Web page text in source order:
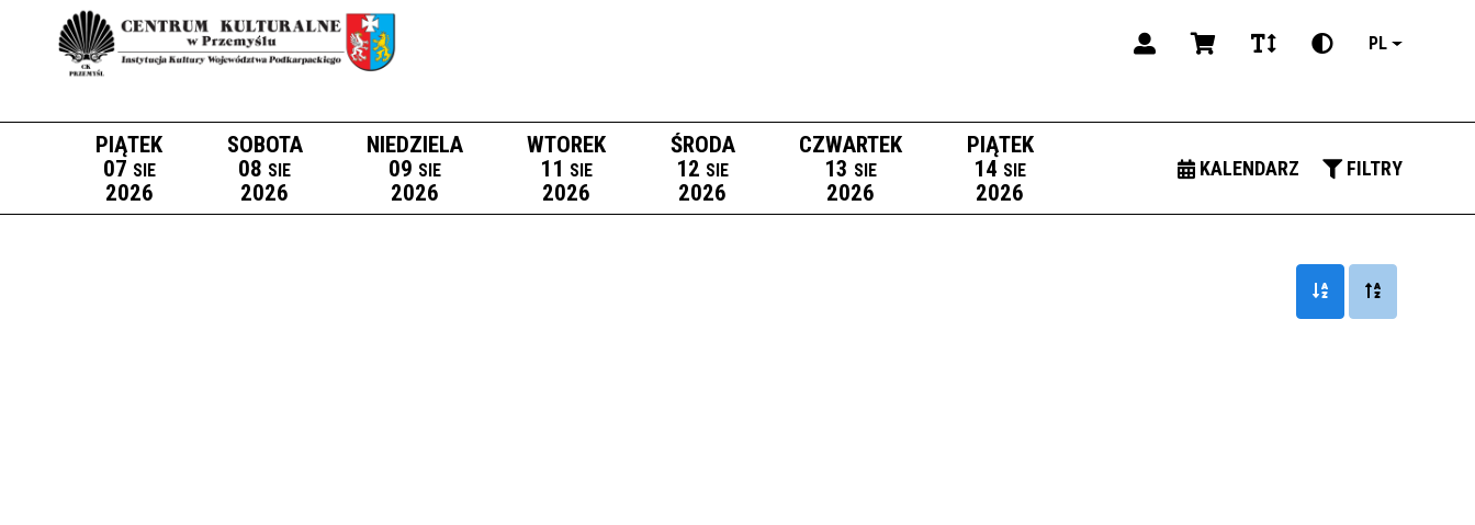
PL
PIĄTEK
07 SIE
2026
SOBOTA
08 SIE
2026
NIEDZIELA
09 SIE
2026
WTOREK
11 SIE
2026
ŚRODA
12 SIE
2026
CZWARTEK
13 SIE
2026
PIĄTEK
14 SIE
2026
KALENDARZ FILTRY